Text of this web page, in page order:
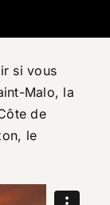
si vous
Malo, la
de
le